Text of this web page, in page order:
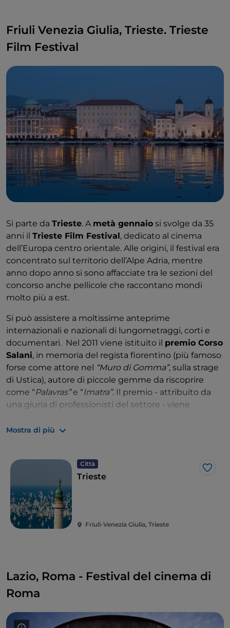
Friuli Venezia Giulia, Trieste. Trieste
Film Festival
Si parte da Trieste. A metà gennaio si svolge da 35
anni il Trieste Film Festival , dedicato al cinema
dell’Europa centro orientale. Alle origini, il festival era
concentrato sul territorio dell’Alpe Adria, mentre
anno dopo anno si sono affacciate tra le sezioni del
concorso anche pellicole che raccontano mondi
molto più a est.
Si può assistere a moltissime anteprime
internazionali e nazionali di lungometraggi, corti e
documentari. Nel 2011 viene istituito il premio Corso
Salani, in memoria del regista fiorentino (più famoso
forse come attore nel
“Muro di Gomma”, sulla strage
di Ustica), autore di piccole gemme da riscoprire
come “Palavras”e “Imatra”. Il premio - attribuito da
una giuria di professionisti del settore - viene
italiano terminato ma ancora senza distribuzione in
Mostra di più
Città
Like
Trieste
Friuli-Venezia Giulia, Trieste
Lazio, Roma - Festival del cinema di
Roma